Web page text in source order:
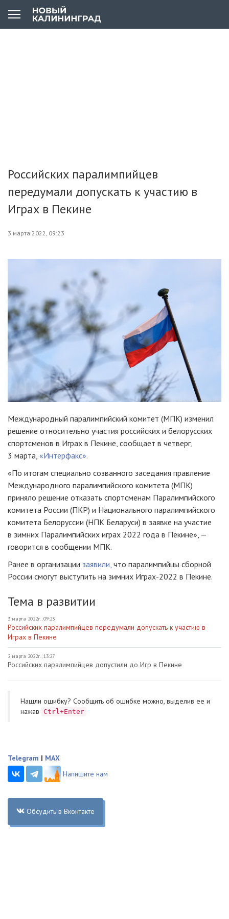
Российских паралимпийцев
передумали допускать к участию в
Играх в Пекине
3 марта 2022, 09:23
Международный паралимпийский комитет (МПК) изменил
решение относительно участия российских и белорусских
спортсменов в Играх в Пекине, сообщает в четверг,
3 марта, «Интерфакс».
«По итогам специально созванного заседания правление
Международного паралимпийского комитета (МПК)
приняло решение отказать спортсменам Паралимпийского
комитета России (ПКР) и Национального паралимпийского
комитета Белоруссии (НПК Беларуси) в заявке на участие
в зимних Паралимпийских играх 2022 года в Пекине», —
говорится в сообщении МПК.
Ранее в организации заявили, что паралимпийцы сборной
России смогут выступить на зимних Играх-2022 в Пекине.
Тема в развитии
3 марта 2022г., 09:23
Российских паралимпийцев передумали допускать к участию в
Играх в Пекине
2 марта 2022г., 13:27
Российских паралимпийцев допустили до Игр в Пекине
Нашли ошибку? Cообщить об ошибке можно, выделив ее и
нажав
Ctrl+Enter
Telegram | MAX
Напишите нам
Обсудить в Вконтакте